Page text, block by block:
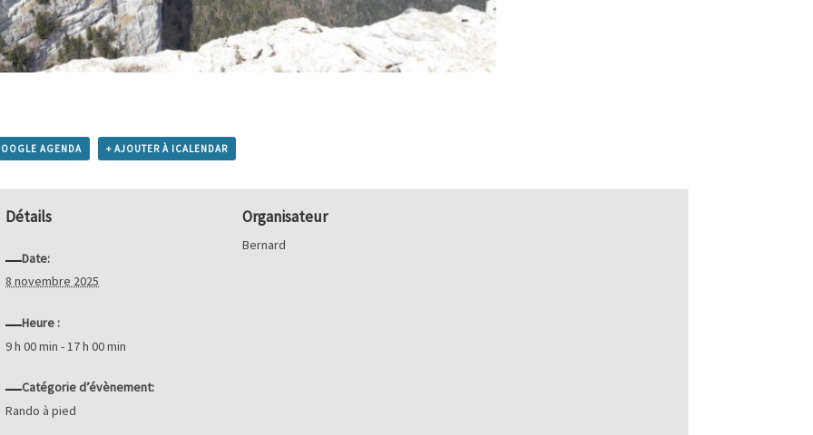
AGENDA + AJOUTER À ICALENDAR
Détails
Date:
8 novembre 2025
Heure :
9 h 00 min - 17 h 00 min
Catégorie d’évènement:
Rando à pied
Organisateur
Bernard